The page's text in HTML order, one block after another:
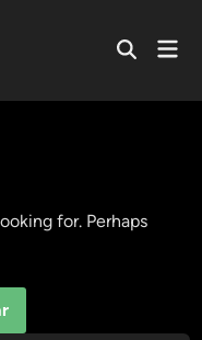
Open
for. Perhaps